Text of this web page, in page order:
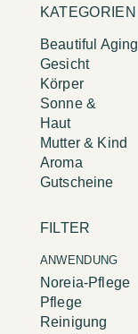
KATEGORIEN
Beautiful Aging
Gesicht
Körper
Sonne &
Haut
Mutter & Kind
Aroma
Gutscheine
FILTER
ANWENDUNG
Noreia-Pflege
Pflege
Reinigung